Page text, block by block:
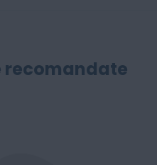
recomandate